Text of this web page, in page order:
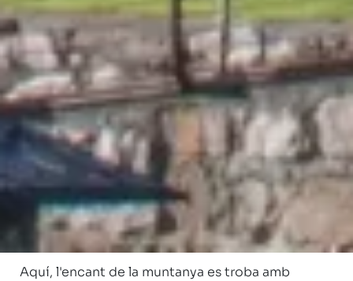
Grup Nòrdic
El teu Hotel a El Tarter,
a peu de pistes!
Benvinguts a l'Hotel Nòrdic, un refugi
d'elegància alpina situat a peu de pistes, al cor de
Grandvalira, Andorra. Un hotel de 4 estrelles
concebut per a aquells que valoren el confort, la
calidesa dels detalls i el privilegi d'estar envoltats
de natura en la seva màxima expressió.
Aquí, l'encant de la muntanya es troba amb